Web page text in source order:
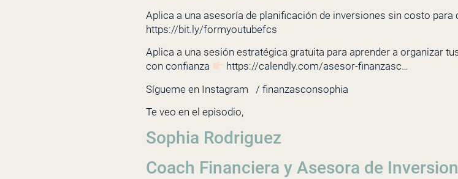
Aplica a una asesoría de planificación de inversiones sin costo
https://bit.ly/formyoutubefcs
Aplica a una sesión estratégica gratuita para aprender a organizar
con confianza
https://calendly.com/asesor-finanzasc…
Sígueme en Instagram
/ finanzasconsophia
Te veo en el episodio,
Sophia Rodriguez
Coach Financiera y Asesora de